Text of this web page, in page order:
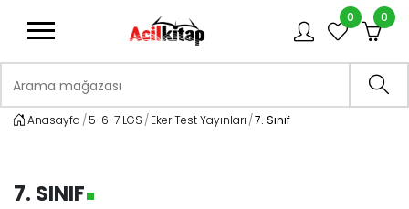
0 0
Anasayfa 5-6-7 LGS Eker Test Yayınları 7. Sınıf
7. SINIF